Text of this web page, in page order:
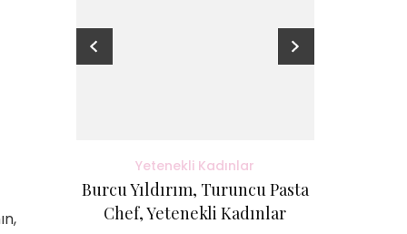
Yetenekli Kadınlar
Burcu Yıldırım, Turuncu Pasta
Chef, Yetenekli Kadınlar